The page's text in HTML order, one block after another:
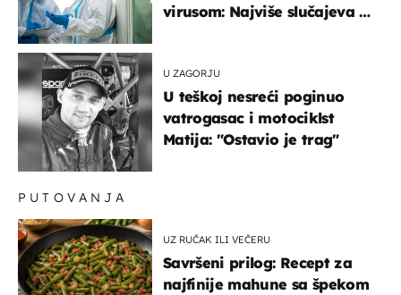
virusom: Najviše slučajeva u
U ZAGORJU
U teškoj nesreći poginuo
vatrogasac i motociklst
Matija: "Ostavio je trag"
PUTOVANJA
UZ RUČAK ILI VEČERU
Savršeni prilog: Recept za
najfinije mahune sa špekom